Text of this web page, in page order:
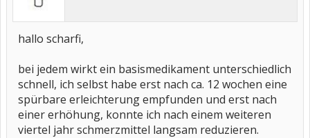
hallo scharfi,
bei jedem wirkt ein basismedikament unterschiedlich
schnell, ich selbst habe erst nach ca. 12 wochen eine
spürbare erleichterung empfunden und erst nach
einer erhöhung, konnte ich nach einem weiteren
viertel jahr schmerzmittel langsam reduzieren.